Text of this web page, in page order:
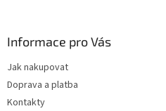
Informace pro Vás
Jak nakupovat
Doprava a platba
Kontakty